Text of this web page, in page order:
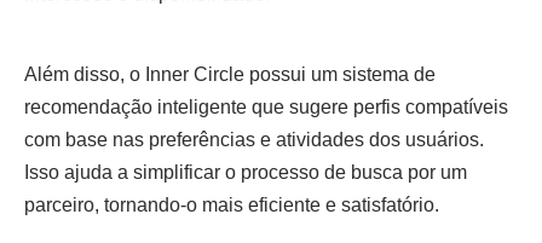
Além disso, o Inner Circle possui um sistema de
recomendação inteligente que sugere perfis compatíveis
com base nas preferências e atividades dos usuários.
Isso ajuda a simplificar o processo de busca por um
parceiro, tornando-o mais eficiente e satisfatório.